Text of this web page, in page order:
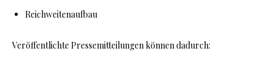
Reichweitenaufbau
Veröffentlichte Pressemitteilungen können dadurch: